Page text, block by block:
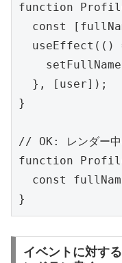
function
const
useEffect(()
  }, [user]);
}
// OK: レンダー中
function
const
}
イベントに対す